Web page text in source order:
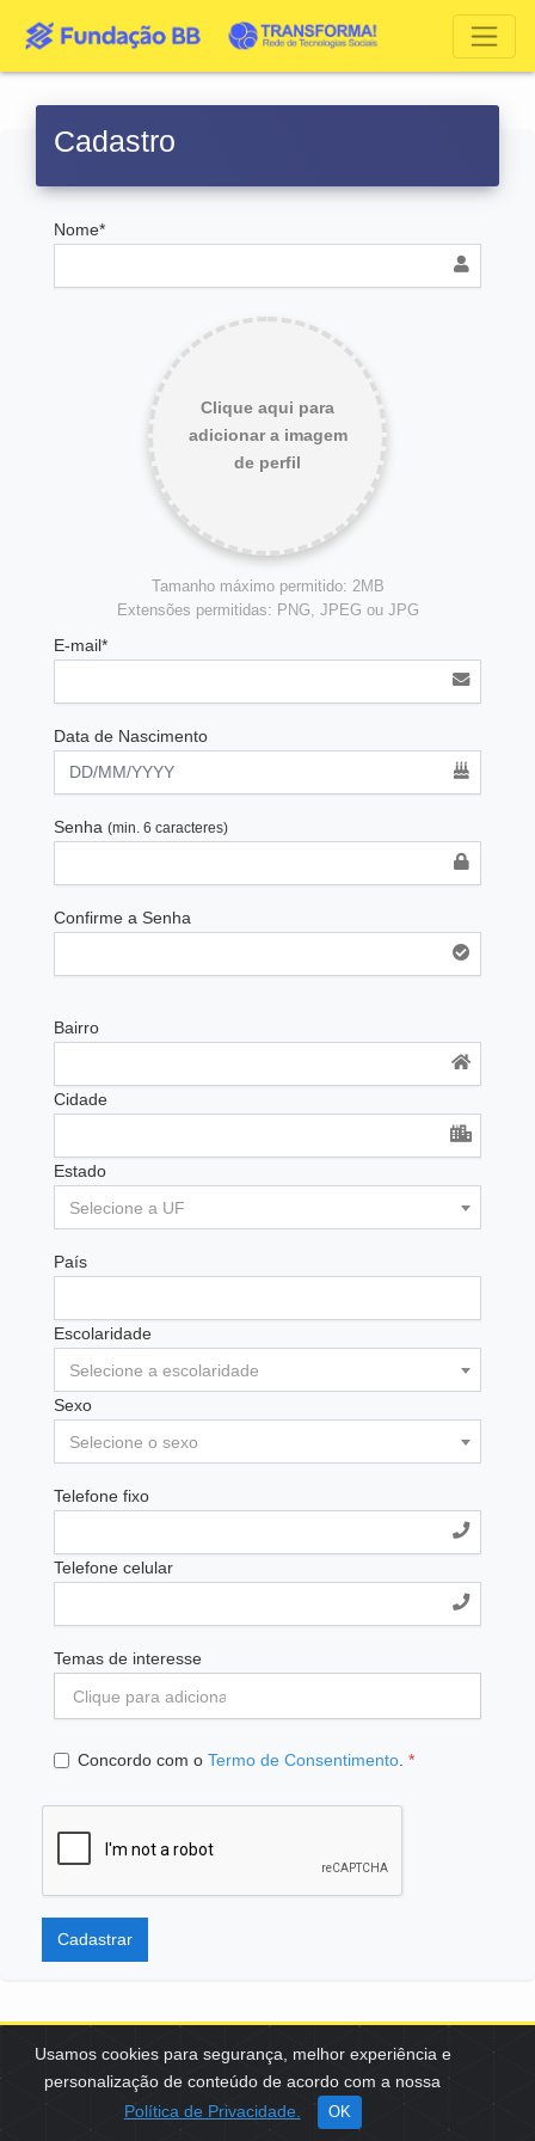
Usamos cookies para segurança, melhor experiência e
personalização de conteúdo de acordo com a nossa
Política de Privacidade.
OK
Cadastro
Nome*
Clique aqui para
adicionar a imagem
de perfil
Tamanho máximo permitido: 2MB
Extensões permitidas: PNG, JPEG ou JPG
E-mail*
Data de Nascimento
Senha (min. 6 caracteres)
Confirme a Senha
Bairro
Cidade
Estado
Selecione a UF
País
Escolaridade
Selecione a escolaridade
Sexo
Selecione o sexo
Telefone fixo
Telefone celular
Temas de interesse
Concordo com o Termo de Consentimento *
Cadastrar
SCES, TRECHO 02, LOTE 22 CEP: 70200-002 | BRASÍLIA (DF) | +55
61 3108-7000 / FBB@FBB.ORG.BR